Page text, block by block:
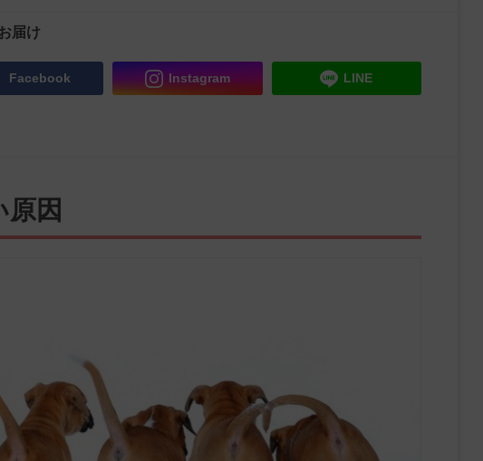
届け
Facebook Instagram LINE
因